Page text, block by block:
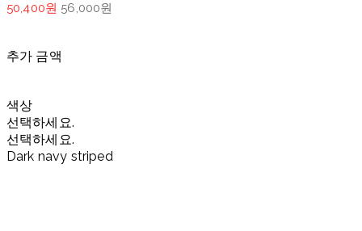
50,400원 56,000원
추가 금액
색상
선택하세요.
선택하세요.
Dark navy striped